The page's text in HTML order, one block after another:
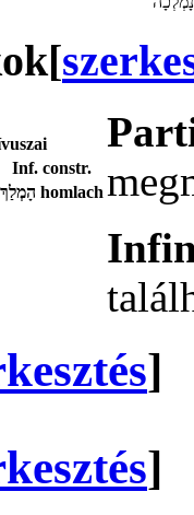
[
Inf. constr.
הָמְלַךְ homlach
]
]